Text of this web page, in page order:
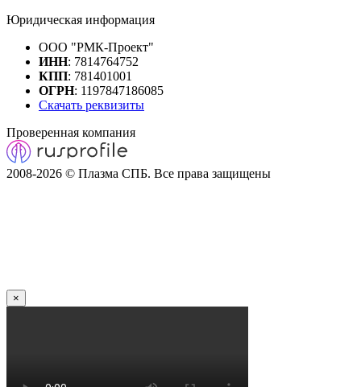
Юридическая информация
ООО "РМК-Проект"
ИНН: 7814764752
КПП: 781401001
ОГРН: 1197847186085
Скачать реквизиты
Проверенная компания
2008-2026 © Плазма СПБ. Все права защищены
×